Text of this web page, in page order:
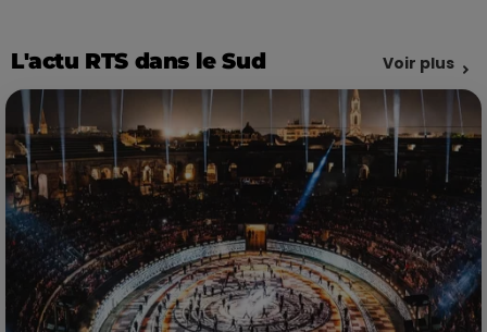
L'actu RTS dans le Sud Voir plus